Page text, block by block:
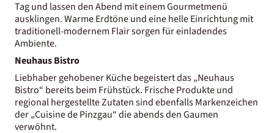
Tag und lassen den Abend mit einem Gourmetmenü
ausklingen. Warme Erdtöne und eine helle Einrichtung mit
traditionell-modernem Flair sorgen für einladendes
Ambiente.
Neuhaus Bistro
Liebhaber gehobener Küche begeistert das „Neuhaus
Bistro“ bereits beim Frühstück. Frische Produkte und
regional hergestellte Zutaten sind ebenfalls Markenzeichen
der „Cuisine de Pinzgau“ die abends den Gaumen
verwöhnt.